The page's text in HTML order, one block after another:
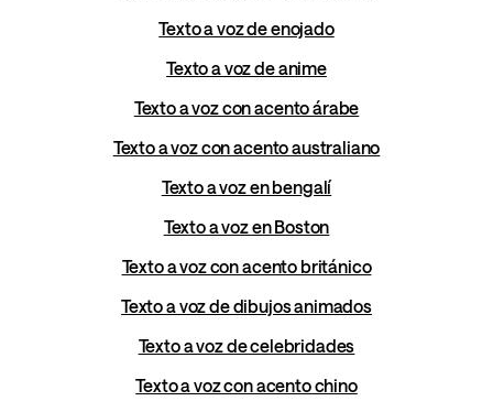
Texto a voz de enojado
Texto a voz de anime
Texto a voz con acento árabe
Texto a voz con acento australiano
Texto a voz en bengalí
Texto a voz en Boston
Texto a voz con acento británico
Texto a voz de dibujos animados
Texto a voz de celebridades
Texto a voz con acento chino